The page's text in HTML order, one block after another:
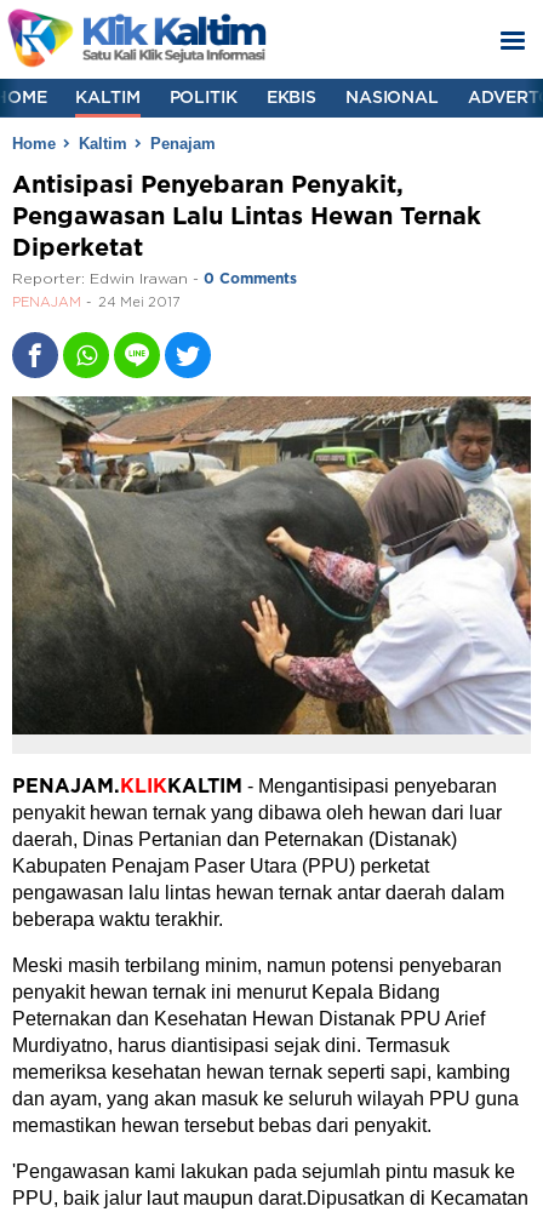
KALTIM POLITIK EKBIS NASIONAL
Home Kaltim Penajam
Antisipasi Penyebaran Penyakit,
Pengawasan Lalu Lintas Hewan Ternak
Diperketat
Reporter: Edwin Irawan - 0 Comments
PENAJAM 24 Mei 2017
PENAJAM. KLIK KALTIM - Mengantisipasi penyebaran
penyakit hewan ternak yang dibawa oleh hewan dari luar
daerah, Dinas Pertanian dan Peternakan (Distanak)
Kabupaten Penajam Paser Utara (PPU) perketat
pengawasan lalu lintas hewan ternak antar daerah dalam
beberapa waktu terakhir.
Meski masih terbilang minim, namun potensi penyebaran
penyakit hewan ternak ini menurut Kepala Bidang
Peternakan dan Kesehatan Hewan Distanak PPU Arief
Murdiyatno, harus diantisipasi sejak dini. Termasuk
memeriksa kesehatan hewan ternak seperti sapi, kambing
dan ayam, yang akan masuk ke seluruh wilayah PPU guna
memastikan hewan tersebut bebas dari penyakit.
'Pengawasan kami lakukan pada sejumlah pintu masuk ke
PPU, baik jalur laut maupun darat.Dipusatkan di Kecamatan